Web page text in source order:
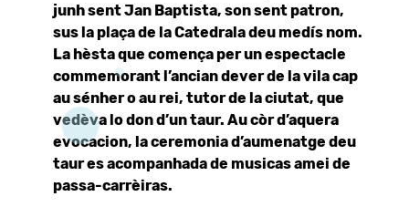
junh sent Jan Baptista, son sent patron,
sus la plaça de la Catedrala deu medís nom.
La hèsta que comença per un espectacle
commemorant l’ancian dever de la vila cap
au sénher o au rei, tutor de la ciutat, que
vedèva lo don d’un taur. Au còr d’aquera
evocacion, la ceremonia d’aumenatge deu
taur es acompanhada de musicas amei de
passa-carrèiras.